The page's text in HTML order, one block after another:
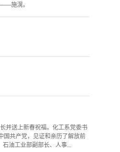
施滉。
并送上新春祝福。化工系党委书
国共产党，见证和亲历了解放前
油工业部副部长、人事...